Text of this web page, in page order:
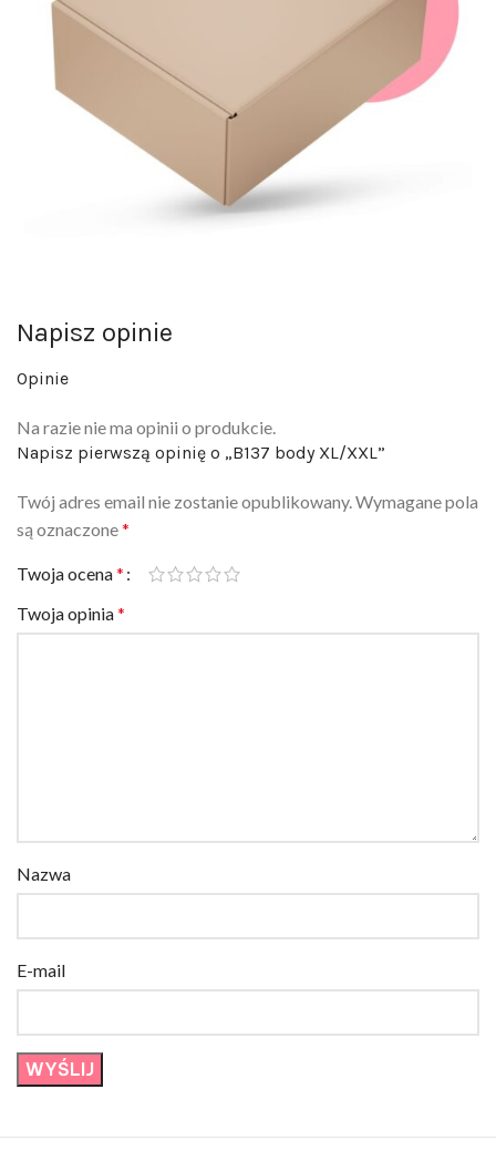
Napisz opinie
Opinie
Na razie nie ma opinii o produkcie.
Napisz pierwszą opinię o „B137 body XL/XXL”
Twój adres email nie zostanie opublikowany.Wymagane pola
są oznaczone*
Twoja ocena*
Twoja opinia*
Nazwa
E-mail